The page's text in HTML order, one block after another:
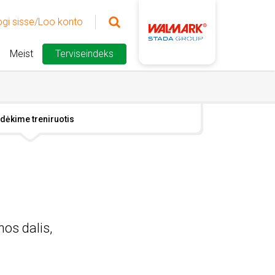
sisse/Loo konto
Meist Terviseindeks
treniruotis
dalis,